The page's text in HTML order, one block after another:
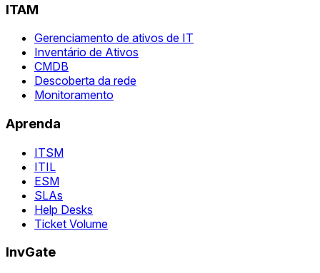
ITAM
Gerenciamento de ativos de IT
Inventário de Ativos
CMDB
Descoberta da rede
Monitoramento
Aprenda
ITSM
ITIL
ESM
SLAs
Help Desks
Ticket Volume
InvGate